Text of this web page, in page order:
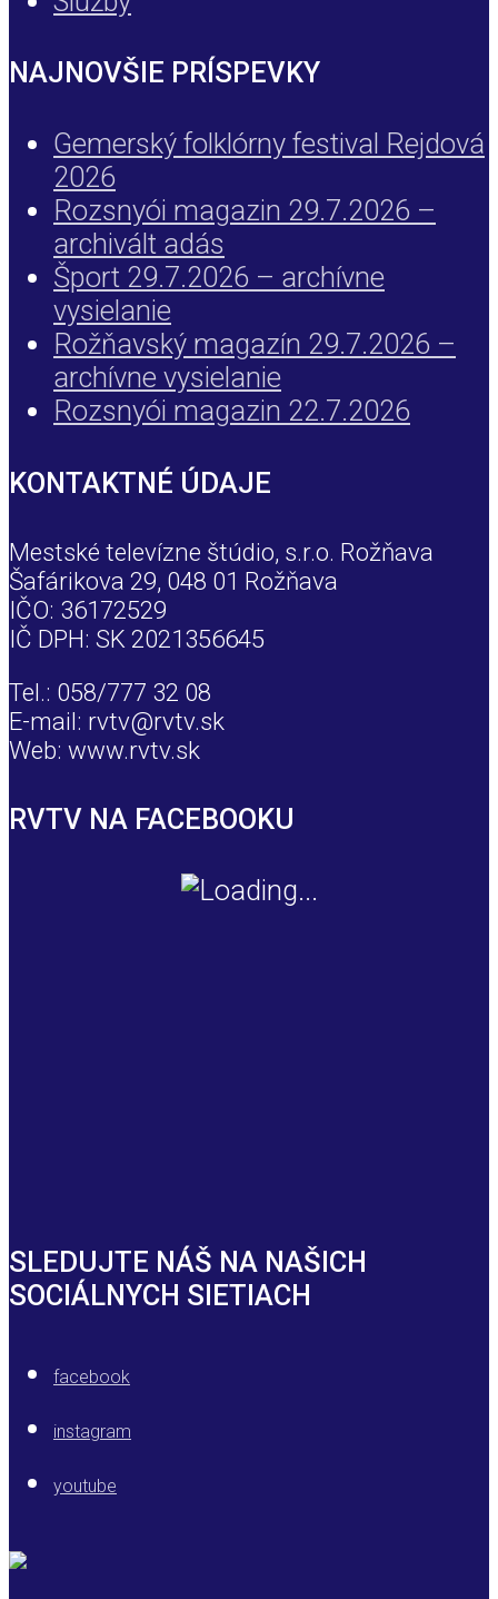
NAJNOVŠIE PRÍSPEVKY
Gemerský folklórny festival Rejdová
2026
Rozsnyói magazin 29.7.2026 –
archivált adás
Šport 29.7.2026 – archívne
vysielanie
Rožňavský magazín 29.7.2026 –
archívne vysielanie
Rozsnyói magazin 22.7.2026
KONTAKTNÉ ÚDAJE
Mestské televízne štúdio, s.r.o. Rožňava
Šafárikova 29, 048 01 Rožňava
IČO: 36172529
IČ DPH: SK 2021356645
Tel.: 058/777 32 08
E-mail: rvtv@rvtv.sk
Web: www.rvtv.sk
RVTV NA FACEBOOKU
SLEDUJTE NÁŠ NA NAŠICH
SOCIÁLNYCH SIETIACH
facebook
instagram
youtube